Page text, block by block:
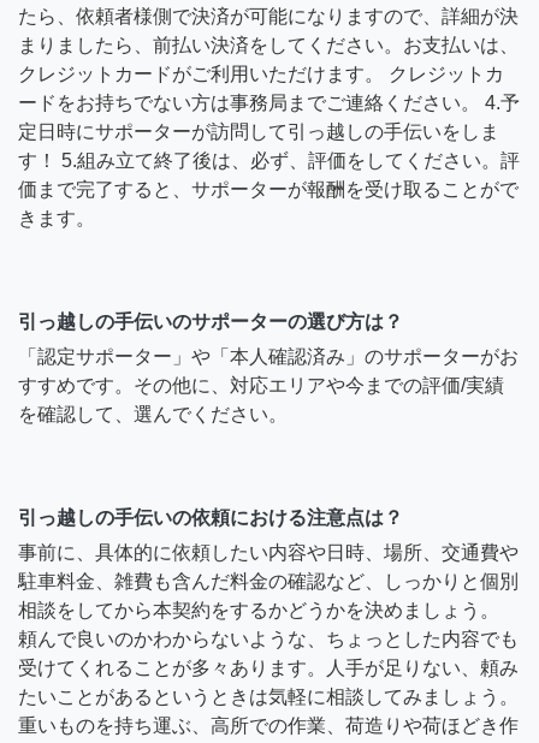
たら、依頼者様側で決済が可能になりますので、詳細が決
まりましたら、前払い決済をしてください。お支払いは、
クレジットカードがご利用いただけます。 クレジットカ
ードをお持ちでない方は事務局までご連絡ください。 4.予
定日時にサポーターが訪問して引っ越しの手伝いをしま
す！ 5.組み立て終了後は、必ず、評価をしてください。評
価まで完了すると、サポーターが報酬を受け取ることがで
きます。
引っ越しの手伝いのサポーターの選び方は？
「認定サポーター」や「本人確認済み」のサポーターがお
すすめです。その他に、対応エリアや今までの評価/実績
を確認して、選んでください。
引っ越しの手伝いの依頼における注意点は？
事前に、具体的に依頼したい内容や日時、場所、交通費や
駐車料金、雑費も含んだ料金の確認など、しっかりと個別
相談をしてから本契約をするかどうかを決めましょう。
頼んで良いのかわからないような、ちょっとした内容でも
受けてくれることが多々あります。人手が足りない、頼み
たいことがあるというときは気軽に相談してみましょう。
重いものを持ち運ぶ、高所での作業、荷造りや荷ほどき作